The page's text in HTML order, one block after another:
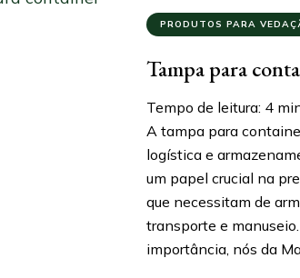
PRODUTOS PARA
Tampa para
Tempo de leitura: 4
A tampa para
logística e
um papel crucial na
que necessitam de
transporte e
importância, nós da